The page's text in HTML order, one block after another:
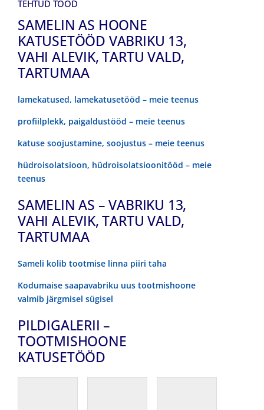
TEHTUD TÖÖD
SAMELIN AS HOONE
KATUSETÖÖD VABRIKU 13,
VAHI ALEVIK, TARTU VALD,
TARTUMAA
lamekatused, lamekatusetööd – meie teenus
profiilplekk, paigaldustööd – meie teenus
katuse soojustamine, soojustus – meie teenus
hüdroisolatsioon, hüdroisolatsioonitööd – meie
teenus
SAMELIN AS – VABRIKU 13,
VAHI ALEVIK, TARTU VALD,
TARTUMAA
Sameli kolib tootmise linna piiri taha
Kodumaise saapavabriku uus tootmishoone
valmib järgmisel sügisel
PILDIGALERII –
TOOTMISHOONE
KATUSETÖÖD